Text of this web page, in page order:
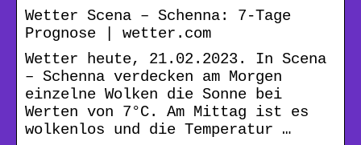
Wetter Scena – Schenna: 7-Tage
Prognose | wetter.com
Wetter heute, 21.02.2023. In Scena
– Schenna verdecken am Morgen
einzelne Wolken die Sonne bei
Werten von 7°C. Am Mittag ist es
wolkenlos und die Temperatur …